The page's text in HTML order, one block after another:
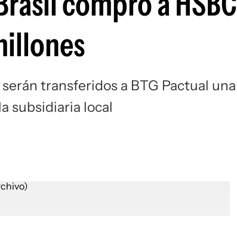
transferidos a BTG Pactual una
subsidiaria local